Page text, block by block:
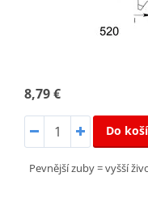
8,79 €
Do
Pevnější zuby = vyšší